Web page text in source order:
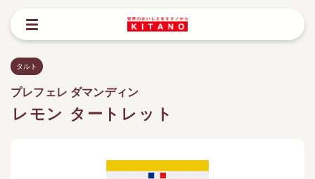
タルト
プレフェレ ダマンディン
レモン タートレット